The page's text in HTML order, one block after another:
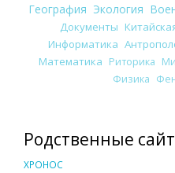
География Экология
Документы
Информатика
Математика Риторика
Физика
Родственные
ХРОНОС